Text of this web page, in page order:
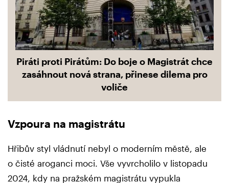
Piráti proti Pirátům: Do boje o Magistrát chce
zasáhnout nová strana, přinese dilema pro
voliče
Vzpoura na magistrátu
Hřibův styl vládnutí nebyl o moderním městě, ale
o čisté aroganci moci. Vše vyvrcholilo v listopadu
2024, kdy na pražském magistrátu vypukla